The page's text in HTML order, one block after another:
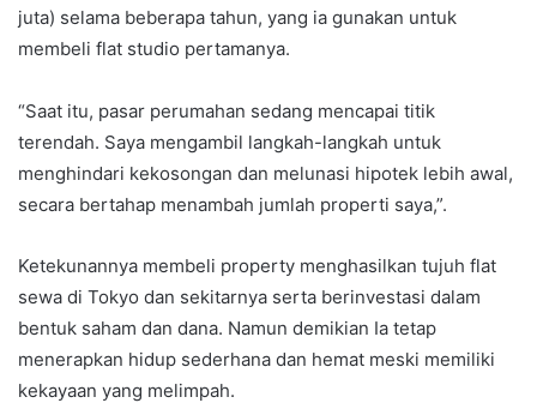
juta) selama beberapa tahun, yang ia gunakan untuk
membeli flat studio pertamanya.
“Saat itu, pasar perumahan sedang mencapai titik
terendah. Saya mengambil langkah-langkah untuk
menghindari kekosongan dan melunasi hipotek lebih awal,
secara bertahap menambah jumlah properti saya,”.
Ketekunannya membeli property menghasilkan tujuh flat
sewa di Tokyo dan sekitarnya serta berinvestasi dalam
bentuk saham dan dana. Namun demikian Ia tetap
menerapkan hidup sederhana dan hemat meski memiliki
kekayaan yang melimpah.